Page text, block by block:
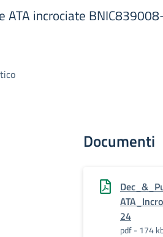
ATA incrociate
Documenti
24
pdf - 174